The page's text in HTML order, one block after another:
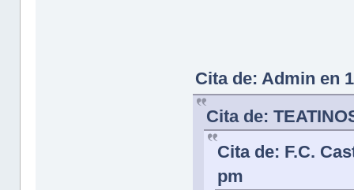
Cita de: Admin en
Cita de:
Cita de: F.C.
pm